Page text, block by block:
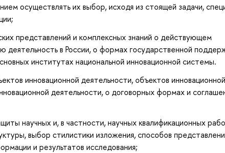
осуществлять их выбор, исходя из стоящей задачи,
представлений и комплексных знаний о действующем
деятельность в России, о формах государственной
институтах национальной инновационной системы.
инновационной деятельности, объектов инновационной
деятельности, о договорных формах и
научных и, в частности, научных квалификационных
выбор стилистики изложения, способов
и результатов исследования;